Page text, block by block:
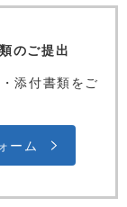
のご提出
添付書類をご
ーム